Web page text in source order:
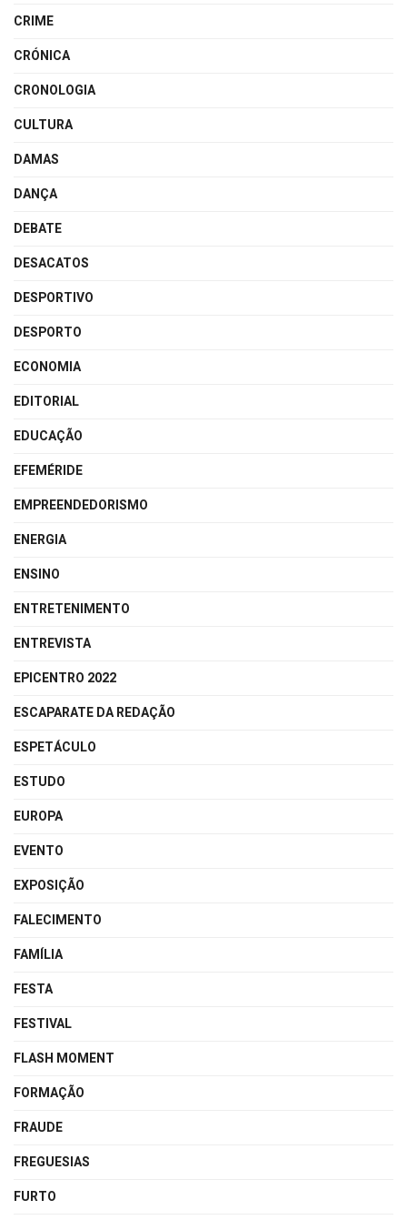
CRIME
CRÓNICA
CRONOLOGIA
CULTURA
DAMAS
DANÇA
DEBATE
DESACATOS
DESPORTIVO
DESPORTO
ECONOMIA
EDITORIAL
EDUCAÇÃO
EFEMÉRIDE
EMPREENDEDORISMO
ENERGIA
ENSINO
ENTRETENIMENTO
ENTREVISTA
EPICENTRO 2022
ESCAPARATE DA REDAÇÃO
ESPETÁCULO
ESTUDO
EUROPA
EVENTO
EXPOSIÇÃO
FALECIMENTO
FAMÍLIA
FESTA
FESTIVAL
FLASH MOMENT
FORMAÇÃO
FRAUDE
FREGUESIAS
FURTO